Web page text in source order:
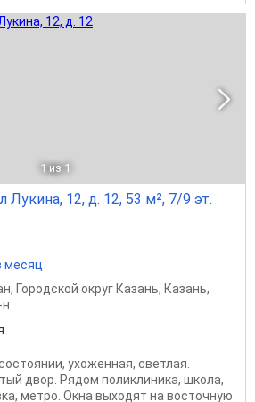
1 из 1
Лукина, 12, д. 12, 53 м², 7/9 эт.
месяц
, Городской округ Казань, Казань,
ухоженная, светлая.
двор. Рядом поликлиника, школа,
метро. Окна выходят на восточную